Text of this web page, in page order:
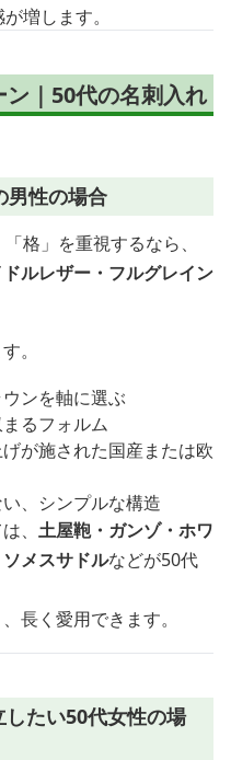
増します。
｜50代の名刺入れ
男性の場合
格」を重視するなら、
ルレザー・フルグレイン
。
ンを軸に選ぶ
るフォルム
が施された国産または欧
、シンプルな構造
、 土屋鞄・ガンゾ・ホワ
メスサドルなどが50代
長く愛用できます。
したい50代女性の場